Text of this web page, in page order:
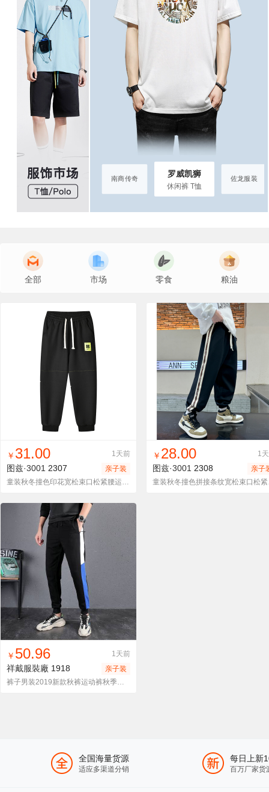
佐龙服装 南商传奇
罗威凯狮
休闲裤 T恤
佐龙服装
全部 市场 零食 粮油
找同款 加入进货车 收藏
￥ 31.00 1天前
图兹·3001 2307
亲子装
童装秋冬撞色印花宽松束口松紧腰运动裤韩版休闲百搭运动长裤
找同款 加入进货车 收藏
￥ 28.00 1
图兹·3001 2308
亲子
童装
找同款 加入进货车 收藏
￥ 50.96 1天前
祥戴服裝廠 1918
亲子装
裤子男装2019新款秋裤运动裤秋季百搭款韩版潮流中学生休闲长裤
全国海量货源
适应多渠道分销
每日上新
百万厂家货